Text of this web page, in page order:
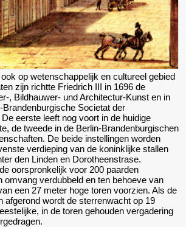
op wetenschappelijk en cultureel gebied
zijn richtte Friedrich III in 1696 de
, Bildhauwer- und Architectur-Kunst en in
Societat der
eerste leeft nog voort in de huidige
de tweede in de Berlin-Brandenburgischen
De beide instellingen worden
verdieping van de koninklijke stallen
den Linden en Dorotheenstrase.
oorspronkelijk voor 200 paarden
omvang verdubbeld en ten behoeve van
een 27 meter hoge toren voorzien. Als de
afgerond wordt de sterrenwacht op 19
in de toren gehouden vergadering